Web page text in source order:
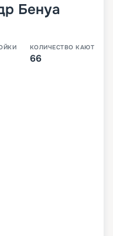
Бенуа
КОЛИЧЕСТВО КАЮТ
66